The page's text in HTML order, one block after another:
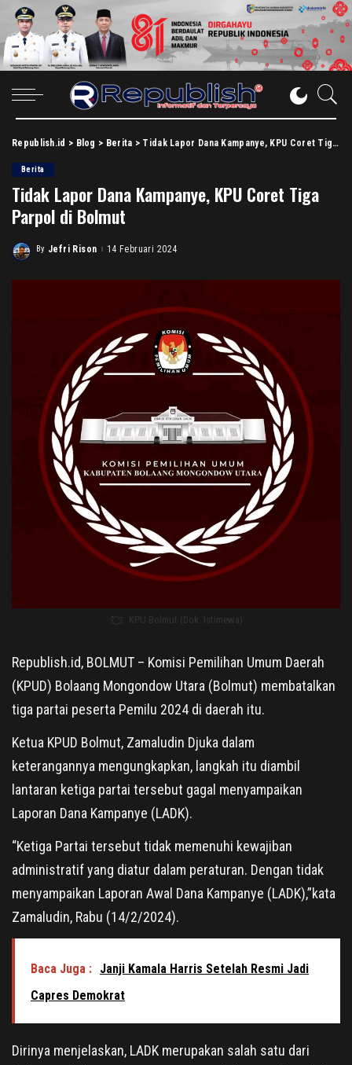
Republish.id > Blog > Berita > Tidak Lapor Dana Kampanye, KPU Coret Tiga Parpol di Bolmut
Berita
Tidak Lapor Dana Kampanye, KPU Coret Tiga
Parpol di Bolmut
Posted
By Jefri Rison 14 Februari 2024
KPU Bolmut (Dok. Istimewa)
Republish.id, BOLMUT – Komisi Pemilihan Umum Daerah
(KPUD) Bolaang Mongondow Utara (Bolmut) membatalkan
tiga partai peserta Pemilu 2024 di daerah itu.
Ketua KPUD Bolmut, Zamaludin Djuka dalam
keterangannya mengungkapkan, langkah itu diambil
lantaran ketiga partai tersebut gagal menyampaikan
Laporan Dana Kampanye (LADK).
“Ketiga Partai tersebut tidak memenuhi kewajiban
administratif yang diatur dalam peraturan. Dengan tidak
menyampaikan Laporan Awal Dana Kampanye (LADK),”kata
Zamaludin, Rabu (14/2/2024).
Baca Juga : Janji Kamala Harris Setelah Resmi Jadi
Capres Demokrat
Dirinya menjelaskan, LADK merupakan salah satu dari